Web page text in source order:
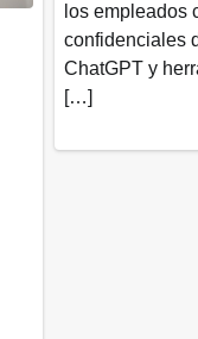
los empleados
confidenciales
ChatGPT y
[…]